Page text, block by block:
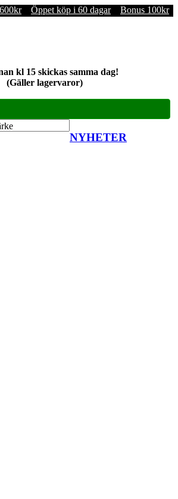
Öppet köp i 60 dagar Bonus 100kr
kl 15 skickas samma dag!
(Gäller lagervaror)
NYHETER